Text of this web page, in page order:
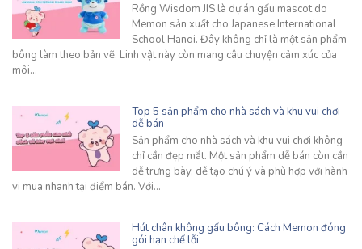
Rồng Wisdom JIS là dự án gấu mascot do
Memon sản xuất cho Japanese International
School Hanoi. Đây không chỉ là một sản phẩm
bông làm theo bản vẽ. Linh vật này còn mang câu chuyện cảm xúc của
môi…
Top 5 sản phẩm cho nhà sách và khu vui chơi
dễ bán
Sản phẩm cho nhà sách và khu vui chơi không
chỉ cần đẹp mắt. Một sản phẩm dễ bán còn cần
dễ trưng bày, dễ tạo chú ý và phù hợp với hành
vi mua nhanh tại điểm bán. Với…
Hút chân không gấu bông: Cách Memon đóng
gói hạn chế lỗi